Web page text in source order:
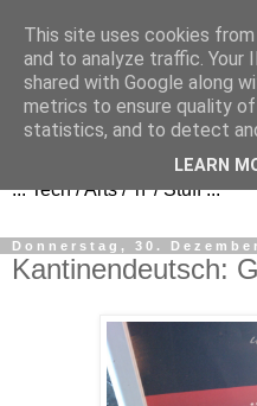
FezBook
... Tech / Arts / 'n' / Stuff ...
Donnerstag, 30.
Kantinendeutsch:
This site uses cookies
and to analyze traffic. Your
shared with Google along
metrics to ensure quality
statistics, and to detect
LEARN